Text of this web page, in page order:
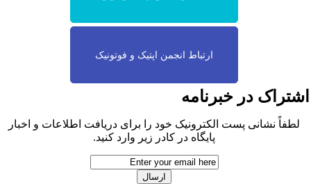
ارتباط انجمن اپتیک و فوتونیک
در خبرنامه
لطفاً نشانی پست الکترونیک خود را برای دریافت اطلاعات و اخبار
پایگاه در کادر زیر وارد کنید.